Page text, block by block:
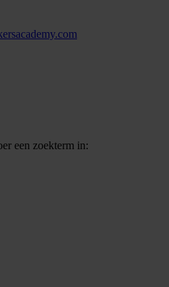
een zoekterm in: